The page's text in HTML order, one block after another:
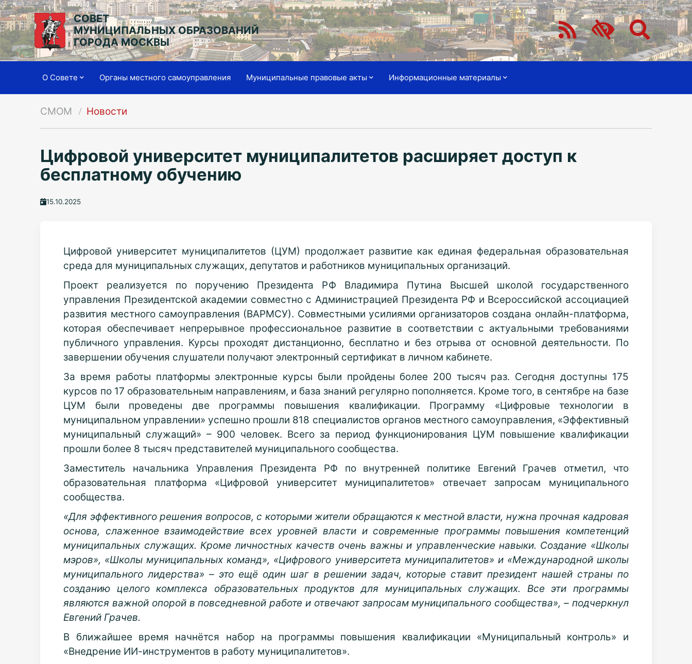
СОВЕТ
МУНИЦИПАЛЬНЫХ ОБРАЗОВАНИЙ
ГОРОДА МОСКВЫ
О Совете Органы местного самоуправления Муниципальные правовые акты Информационные материалы
СМОМ Новости
Цифровой университет муниципалитетов расширяет доступ к
бесплатному обучению
15.10.2025
Цифровой университет муниципалитетов (ЦУМ) продолжает развитие как единая федеральная образовательная
среда для муниципальных служащих, депутатов и работников муниципальных организаций.
Проект реализуется по поручению Президента РФ Владимира Путина Высшей школой государственного
управления Президентской академии совместно с Администрацией Президента РФ и Всероссийской ассоциацией
развития местного самоуправления (ВАРМСУ). Совместными усилиями организаторов создана онлайн-платформа,
которая обеспечивает непрерывное профессиональное развитие в соответствии с актуальными требованиями
публичного управления. Курсы проходят дистанционно, бесплатно и без отрыва от основной деятельности. По
завершении обучения слушатели получают электронный сертификат в личном кабинете.
За время работы платформы электронные курсы были пройдены более 200 тысяч раз. Сегодня доступны 175
курсов по 17 образовательным направлениям, и база знаний регулярно пополняется. Кроме того, в сентябре на базе
ЦУМ были проведены две программы повышения квалификации. Программу «Цифровые технологии в
муниципальном управлении» успешно прошли 818 специалистов органов местного самоуправления, «Эффективный
муниципальный служащий» – 900 человек. Всего за период функционирования ЦУМ повышение квалификации
прошли более 8 тысяч представителей муниципального сообщества.
Заместитель начальника Управления Президента РФ по внутренней политике Евгений Грачев отметил, что
образовательная платформа «Цифровой университет муниципалитетов» отвечает запросам муниципального
сообщества.
«Для эффективного решения вопросов, с которыми жители обращаются к местной власти, нужна прочная кадровая
основа, слаженное взаимодействие всех уровней власти и современные программы повышения компетенций
муниципальных служащих. Кроме личностных качеств очень важны и управленческие навыки. Создание «Школы
мэров», «Школы муниципальных команд», «Цифрового университета муниципалитетов» и «Международной школы
муниципального лидерства» – это ещё один шаг в решении задач, которые ставит президент нашей страны по
созданию целого комплекса образовательных продуктов для муниципальных служащих. Все эти программы
являются важной опорой в повседневной работе и отвечают запросам муниципального сообщества», – подчеркнул
Евгений Грачев.
В ближайшее время начнётся набор на программы повышения квалификации «Муниципальный контроль» и
«Внедрение ИИ-инструментов в работу муниципалитетов».